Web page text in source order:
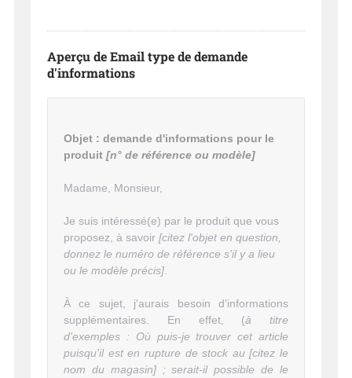
Aperçu de Email type de demande
d'informations
Objet : demande d'informations pour le
produit [n° de référence ou modèle]
Madame, Monsieur,
Je suis intéressé(e) par le produit que vous
proposez, à savoir [citez l'objet en question,
donnez le numéro de référence s'il y a lieu
ou le modèle précis]
À ce sujet, j'aurais besoin d'informations
supplémentaires. En effet, (à titre
d'exemples : Où puis-je trouver cet article
puisqu'il est en rupture de stock au [citez le
nom du magasin] ; serait-il possible de le